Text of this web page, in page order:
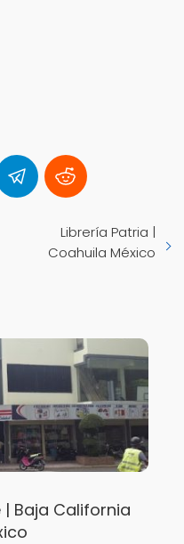
Librería Patria |
Coahuila México
| Baja California